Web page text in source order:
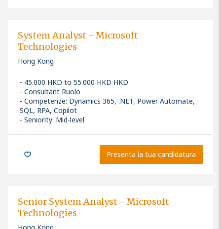
System Analyst - Microsoft
Technologies
Hong Kong
45.000 HKD to 55.000 HKD HKD
Consultant Ruolo
Competenze: Dynamics 365, .NET, Power Automate,
SQL, RPA, Copilot
Seniority: Mid-level
Presenta la tua candidatura
Senior System Analyst - Microsoft
Technologies
Hong Kong